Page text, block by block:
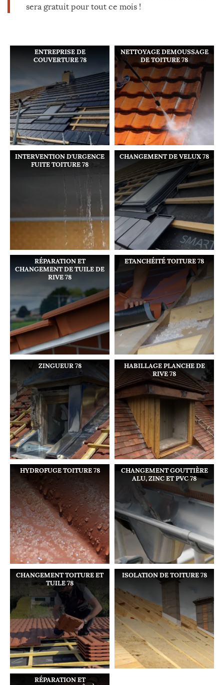
sera gratuit pour tout ce mois !
ENTREPRISE DE
COUVERTURE 78
NETTOYAGE DEMOUSSAGE
DE TOITURE 78
INTERVENTION D'URGENCE
FUITE TOITURE 78
CHANGEMENT DE VELUX 78
RÉPARATION ET
CHANGEMENT DE TUILE DE
RIVE 78
ETANCHÉITÉ TOITURE 78
ZINGUEUR 78
HABILLAGE PLANCHE DE
RIVE 78
HYDROFUGE TOITURE 78
CHANGEMENT GOUTTIÈRE
ALU, ZINC ET PVC 78
CHANGEMENT TOITURE ET
TUILE 78
ISOLATION DE TOITURE 78
RÉPARATION ET